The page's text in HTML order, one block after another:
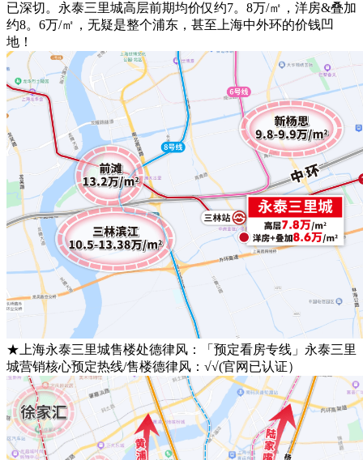
已深切。永泰三里城高层前期均价仅约7。8万/㎡，洋房&叠加
约8。6万/㎡，无疑是整个浦东，甚至上海中外环的价钱凹
地！
★上海永泰三里城售楼处德律风：「预定看房专线」永泰三里
城营销核心预定热线/售楼德律风：√√(官网已认证）